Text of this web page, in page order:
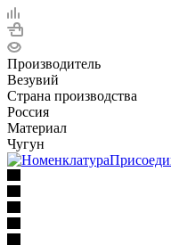
Производитель
Везувий
Страна производства
Россия
Материал
Чугун